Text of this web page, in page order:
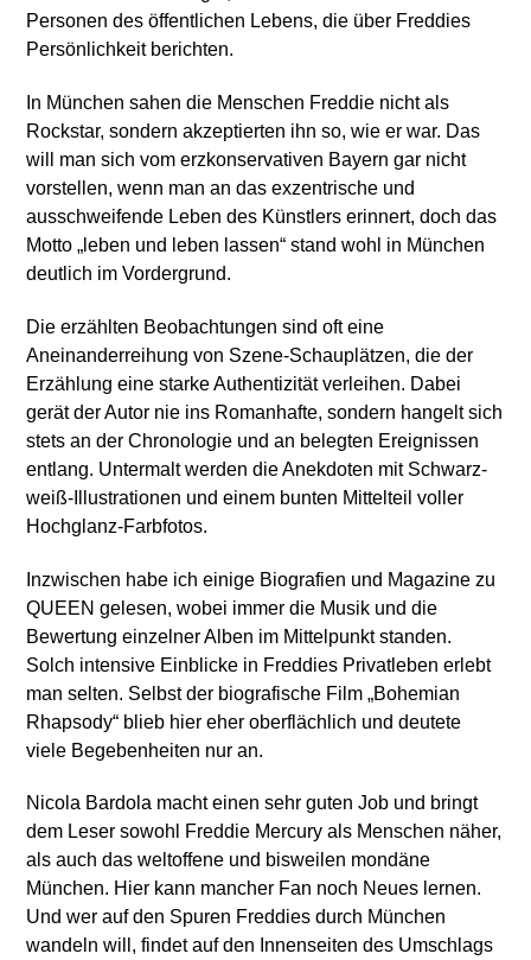
Personen des öffentlichen Lebens, die über Freddies
Persönlichkeit berichten.
In München sahen die Menschen Freddie nicht als
Rockstar, sondern akzeptierten ihn so, wie er war. Das
will man sich vom erzkonservativen Bayern gar nicht
vorstellen, wenn man an das exzentrische und
ausschweifende Leben des Künstlers erinnert, doch das
Motto „leben und leben lassen“ stand wohl in München
deutlich im Vordergrund.
Die erzählten Beobachtungen sind oft eine
Aneinanderreihung von Szene-Schauplätzen, die der
Erzählung eine starke Authentizität verleihen. Dabei
gerät der Autor nie ins Romanhafte, sondern hangelt sich
stets an der Chronologie und an belegten Ereignissen
entlang. Untermalt werden die Anekdoten mit Schwarz-
weiß-Illustrationen und einem bunten Mittelteil voller
Hochglanz-Farbfotos.
Inzwischen habe ich einige Biografien und Magazine zu
QUEEN gelesen, wobei immer die Musik und die
Bewertung einzelner Alben im Mittelpunkt standen.
Solch intensive Einblicke in Freddies Privatleben erlebt
man selten. Selbst der biografische Film „Bohemian
Rhapsody“ blieb hier eher oberflächlich und deutete
viele Begebenheiten nur an.
Nicola Bardola macht einen sehr guten Job und bringt
dem Leser sowohl Freddie Mercury als Menschen näher,
als auch das weltoffene und bisweilen mondäne
München. Hier kann mancher Fan noch Neues lernen.
Und wer auf den Spuren Freddies durch München
wandeln will, findet auf den Innenseiten des Umschlags